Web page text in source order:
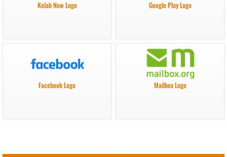
Kolab Now Logo Google Play Logo
Facebook Logo Mailbox Logo